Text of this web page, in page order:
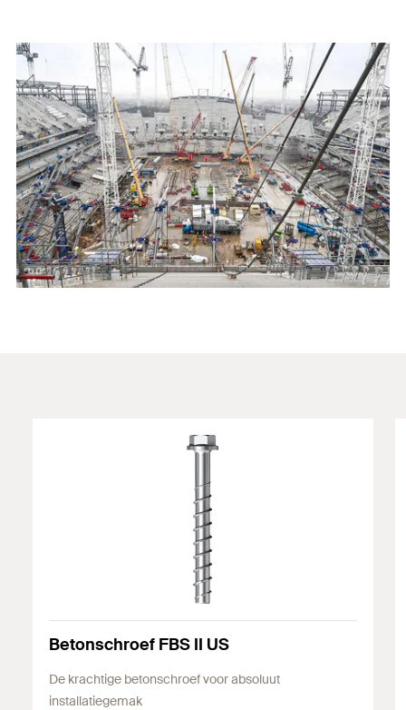
Betonschroef FBS II US
De krachtige betonschroef voor absoluut
installatiegemak